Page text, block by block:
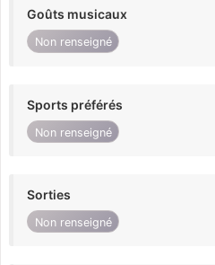
Goûts musicaux
Non renseigné
Sports préférés
Non renseigné
Sorties
Non renseigné